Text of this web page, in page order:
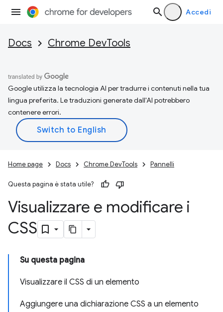
Accedi
Docs Chrome DevTools
Google utilizza la tecnologia AI per tradurre i contenuti nella tua
lingua preferita. Le traduzioni generate dall'AI potrebbero
contenere errori.
Home page Docs Chrome DevTools Pannelli
Questa pagina è stata utile?
Visualizzare e modificare i
CSS
Su questa pagina
Visualizzare il CSS di un elemento
Aggiungere una dichiarazione CSS a un elemento